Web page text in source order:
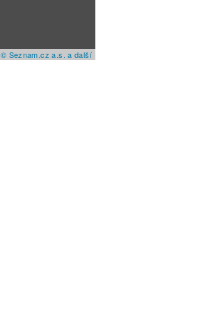
© Seznam.cz a.s. a další